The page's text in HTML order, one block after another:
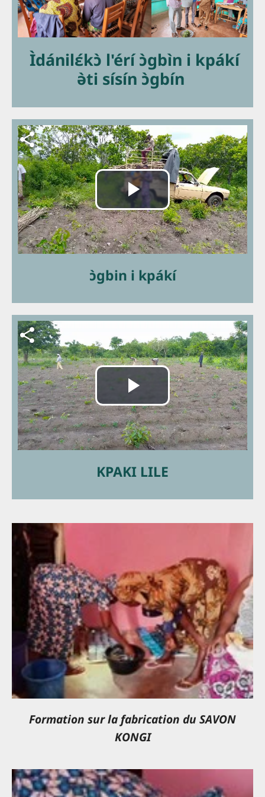
Ìdánilɛ́kɔ̀ l'érí ɔ̀gbìn i kpákí
ǝ̀ti sísín ɔ̀gbín
Fichier vidéo
Lire
la
vidéo
ɔ̀gbin i kpákí
Fichier vidéo
Lire
la
vidéo
KPAKI LILE
Formation sur la fabrication du SAVON
KONGI